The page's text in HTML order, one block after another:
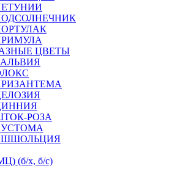
ЦВЕТЫ
РОЗА
(б/х, б/с)